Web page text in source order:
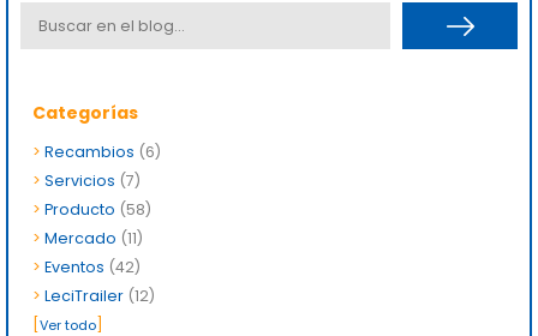
Categorías
>Recambios(6)
>Producto(58)
Eventos(42)
LeciTrailer(12)
]